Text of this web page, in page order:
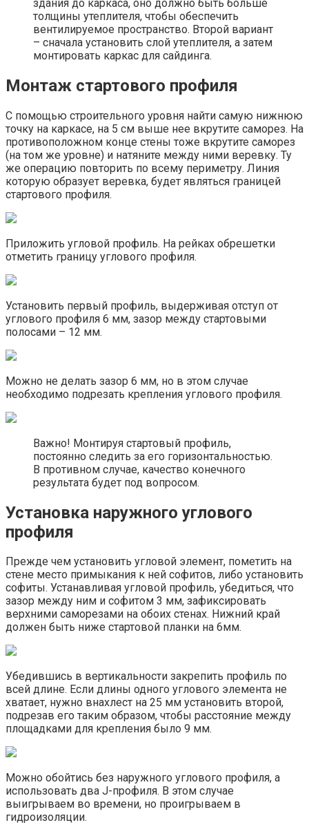
здания до каркаса, оно должно быть больше
толщины утеплителя, чтобы обеспечить
вентилируемое пространство. Второй вариант
– сначала установить слой утеплителя, а затем
монтировать каркас для сайдинга.
Монтаж стартового профиля
С помощью строительного уровня найти самую нижнюю
точку на каркасе, на 5 см выше нее вкрутите саморез. На
противоположном конце стены тоже вкрутите саморез
(на том же уровне) и натяните между ними веревку. Ту
же операцию повторить по всему периметру. Линия
которую образует веревка, будет являться границей
стартового профиля.
Приложить угловой профиль. На рейках обрешетки
отметить границу углового профиля.
Установить первый профиль, выдерживая отступ от
углового профиля 6 мм, зазор между стартовыми
полосами – 12 мм.
Можно не делать зазор 6 мм, но в этом случае
необходимо подрезать крепления углового профиля.
Важно! Монтируя стартовый профиль,
постоянно следить за его горизонтальностью.
В противном случае, качество конечного
результата будет под вопросом.
Установка наружного углового
профиля
Прежде чем установить угловой элемент, пометить на
стене место примыкания к ней софитов, либо установить
софиты. Устанавливая угловой профиль, убедиться, что
зазор между ним и софитом 3 мм, зафиксировать
верхними саморезами на обоих стенах. Нижний край
должен быть ниже стартовой планки на 6мм.
Убедившись в вертикальности закрепить профиль по
всей длине. Если длины одного углового элемента не
хватает, нужно внахлест на 25 мм установить второй,
подрезав его таким образом, чтобы расстояние между
площадками для крепления было 9 мм.
Можно обойтись без наружного углового профиля, а
использовать два J-профиля. В этом случае
выигрываем во времени, но проигрываем в
гидроизоляции.